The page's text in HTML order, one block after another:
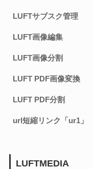
LUFTサブスク管理
LUFT画像編集
LUFT画像分割
LUFT PDF画像変換
LUFT PDF分割
url短縮リンク「ur1」
LUFTMEDIA